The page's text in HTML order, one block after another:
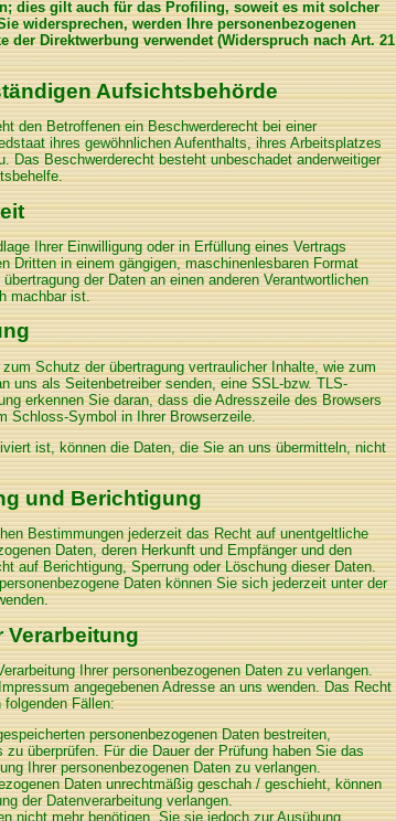
dies gilt auch für das Profiling, soweit es mit solcher
widersprechen, werden Ihre personenbezogenen
der Direktwerbung verwendet (Widerspruch nach Art. 21
Aufsichtsbehörde
den Betroffenen ein Beschwerderecht bei einer
ihres gewöhnlichen Aufenthalts, ihres Arbeitsplatzes
Das Beschwerderecht besteht unbeschadet anderweitiger
Ihrer Einwilligung oder in Erfüllung eines Vertrags
Dritten in einem gängigen, maschinenlesbaren Format
der Daten an einen anderen Verantwortlichen
machbar ist.
Schutz der übertragung vertraulicher Inhalte, wie zum
uns als Seitenbetreiber senden, eine SSL-bzw. TLS-
erkennen Sie daran, dass die Adresszeile des Browsers
Symbol in Ihrer Browserzeile.
ist, können die Daten, die Sie an uns übermitteln, nicht
und Berichtigung
Bestimmungen jederzeit das Recht auf unentgeltliche
Daten, deren Herkunft und Empfänger und den
auf Berichtigung, Sperrung oder Löschung dieser Daten.
Daten können Sie sich jederzeit unter der
Verarbeitung
Ihrer personenbezogenen Daten zu verlangen.
angegebenen Adresse an uns wenden. Das Recht
folgenden Fällen:
personenbezogenen Daten bestreiten,
überprüfen. Für die Dauer der Prüfung haben Sie das
Ihrer personenbezogenen Daten zu verlangen.
Daten unrechtmäßig geschah / geschieht, können
der Datenverarbeitung verlangen.
nicht mehr benötigen, Sie sie jedoch zur Ausübung,